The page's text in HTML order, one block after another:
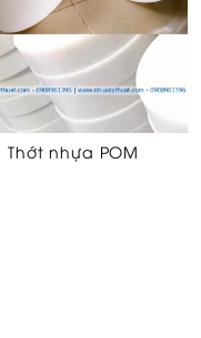
Thớt nhựa POM